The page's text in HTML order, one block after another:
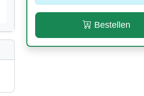
Bestellen